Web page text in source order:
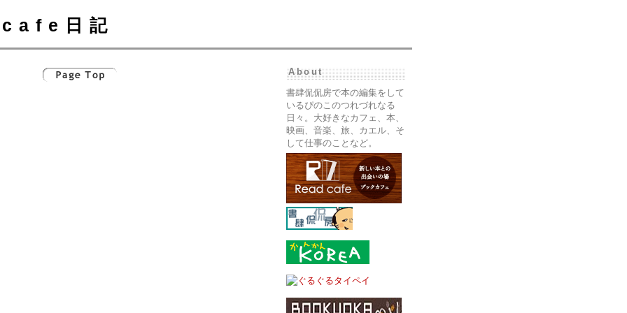
cafe日記
About
書肆侃侃房で本の編集をして
いるぴのこのつれづれなる
日々。大好きなカフェ、本、
映画、音楽、旅、カエル、そ
して仕事のことなど。